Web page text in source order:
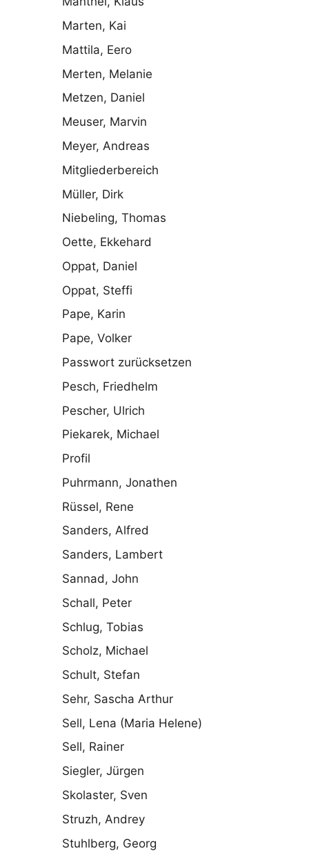
Marten, Kai
Mattila, Eero
Merten, Melanie
Metzen, Daniel
Meuser, Marvin
Meyer, Andreas
Mitgliederbereich
Müller, Dirk
Niebeling, Thomas
Oette, Ekkehard
Oppat, Daniel
Oppat, Steffi
Pape, Karin
Pape, Volker
Passwort zurücksetzen
Pesch, Friedhelm
Pescher, Ulrich
Piekarek, Michael
Profil
Puhrmann, Jonathen
Rüssel, Rene
Sanders, Alfred
Sanders, Lambert
Sannad, John
Schall, Peter
Schlug, Tobias
Scholz, Michael
Schult, Stefan
Sehr, Sascha Arthur
Sell, Lena (Maria Helene)
Sell, Rainer
Siegler, Jürgen
Skolaster, Sven
Struzh, Andrey
Stuhlberg, Georg